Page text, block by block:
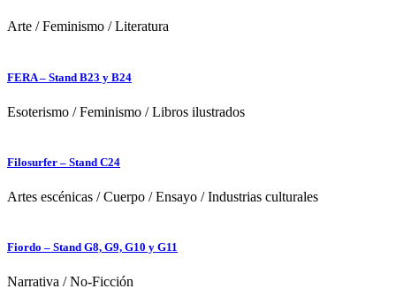
Arte /Feminismo /Literatura
FERA – Stand B23 y B24
Esoterismo /Feminismo /Libros ilustrados
Filosurfer – Stand C24
Artes escénicas /Cuerpo /Ensayo /Industrias culturales
Fiordo – Stand G8, G9, G10 y G11
Narrativa /No-Ficción